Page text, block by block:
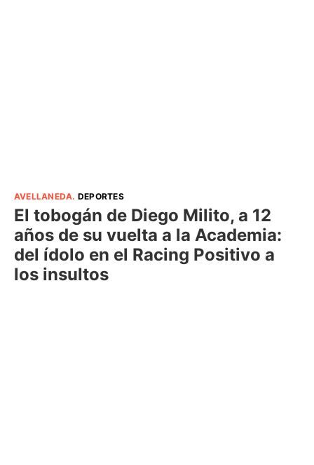
AVELLANEDA. DEPORTES
El tobogán de Diego Milito, a 12
años de su vuelta a la Academia:
del ídolo en el Racing Positivo a
los insultos